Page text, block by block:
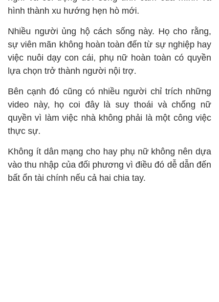
hình thành xu hướng hẹn hò mới.
Nhiều người ủng hộ cách sống này. Họ cho rằng,
sự viên mãn không hoàn toàn đến từ sự nghiệp hay
việc nuôi dạy con cái, phụ nữ hoàn toàn có quyền
lựa chọn trở thành người nội trợ.
Bên cạnh đó cũng có nhiều người chỉ trích những
video này, họ coi đây là suy thoái và chống nữ
quyền vì làm việc nhà không phải là một công việc
thực sự.
Không ít dân mạng cho hay phụ nữ không nên dựa
vào thu nhập của đối phương vì điều đó dễ dẫn đến
bất ổn tài chính nếu cả hai chia tay.